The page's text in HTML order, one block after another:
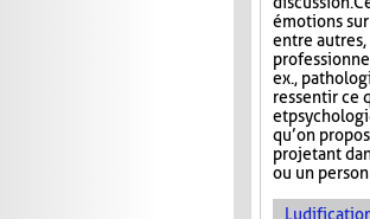
émotions
entre
ex.,
ressentir ce
et
qu’on
projetant
ou un